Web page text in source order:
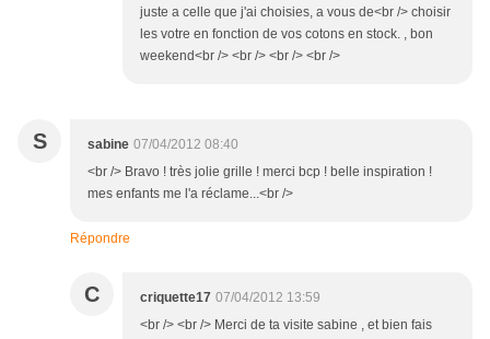
juste a celle que j'ai choisies, a vous de<br /> choisir
les votre en fonction de vos cotons en stock. , bon
weekend<br /> <br /> <br /> <br />
S sabine 07/04/2012 08:40
<br /> Bravo ! très jolie grille ! merci bcp ! belle inspiration !
mes enfants me l'a réclame...<br />
Répondre
C criquette17 07/04/2012 13:59
<br /> <br /> Merci de ta visite sabine , et bien fais